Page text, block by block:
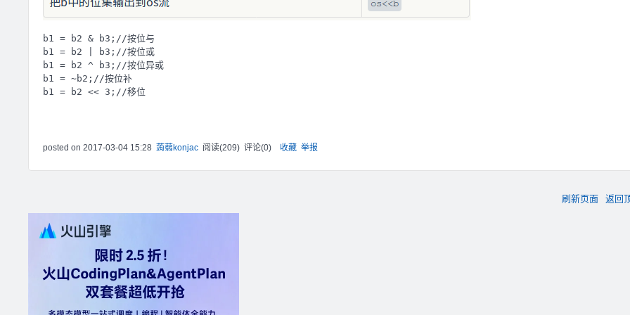
b1 = b2 & b3;//按位与
b1 = b2 | b3;//按位或
b1 = b2 ^ b3;//按位异或
b1 = ~b2;//按位补
posted on 2017-03-04 15:28 蒟蒻konjac 阅读(209) 评论(0) 收藏 举报
刷新页面 返回